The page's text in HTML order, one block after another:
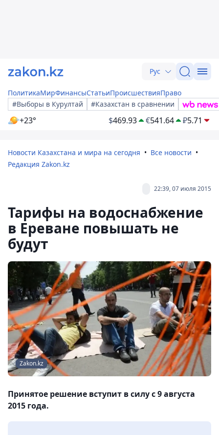
Рус
ПолитикаМирФинансыСтатьиПроисшествияПраво
#Выборы в Курултай
#Казахстан в сравнении
+23° $469.93 €541.64 ₽5.71
Новости Казахстана и мира на сегодня
Все новости
Редакция Zakon.kz
22:39, 07 июля 2015
Тарифы на водоснабжение
в Ереване повышать не
будут
Zakon.kz
Принятое решение вступит в силу с 9 августа
2015 года.